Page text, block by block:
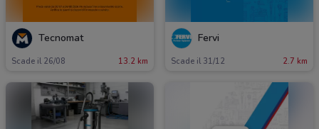
Tecnomat
Scade il 26/08 13.2 km
Fervi
Scade il 31/12 2.7 km